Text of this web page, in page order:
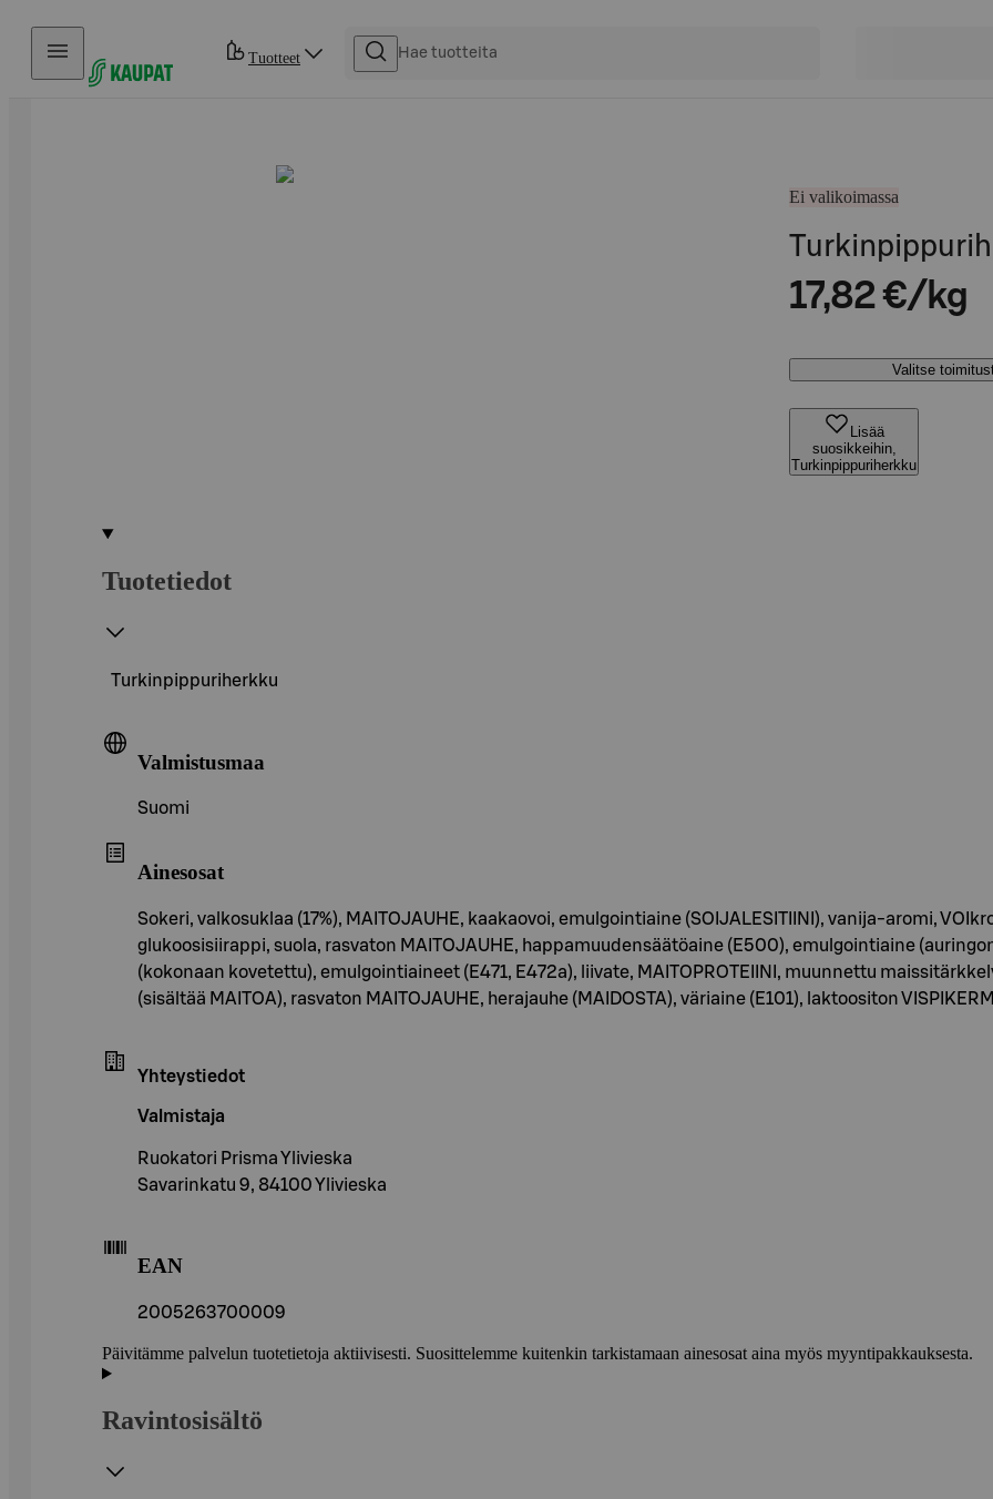
Hyppää sisältöön
Tuotteet
Ei valikoimassa
17,82 €/kg
Valitse
Lisää
suosikkeihin,
Turkinpippuriherkku
Tuotetiedot
Turkinpippuriherkku
Valmistusmaa
Suomi
Ainesosat
Sokeri, valkosuklaa (17%), MAITOJAUHE, kaakaovoi, emulgointiaine (SOIJALESITIINI), vanija-aromi,
glukoosisiirappi, suola, rasvaton MAITOJAUHE, happamuudensäätöaine (E500), emulgointiaine
(kokonaan kovetettu), emulgointiaineet (E471, E472a), liivate, MAITOPROTEIINI, muunnettu
(sisältää MAITOA), rasvaton MAITOJAUHE, herajauhe (MAIDOSTA), väriaine (E101), laktoositon
Yhteystiedot
Valmistaja
Ruokatori Prisma Ylivieska
Savarinkatu 9, 84100 Ylivieska
EAN
2005263700009
Päivitämme palvelun tuotetietoja aktiivisesti. Suosittelemme kuitenkin tarkistamaan ainesosat aina myös myyntipakkauksesta.
Ravintosisältö